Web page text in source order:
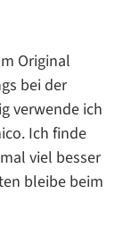
Original
bei der
verwende ich
Ich finde
viel besser
bleibe beim